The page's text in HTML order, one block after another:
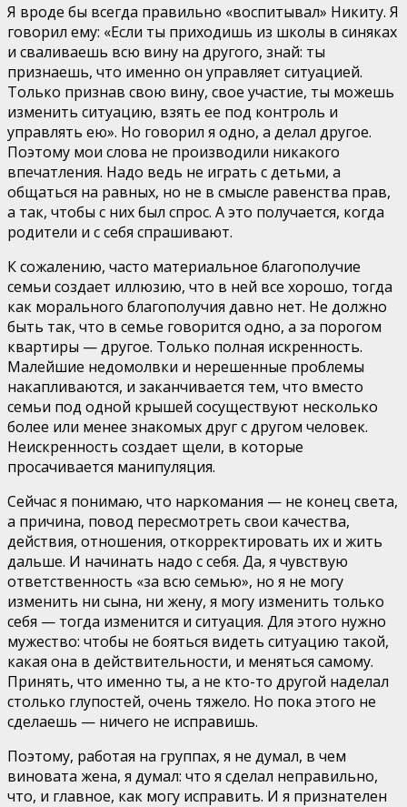
Я вроде бы всегда правильно «воспитывал» Никиту. Я
говорил ему: «Если ты приходишь из школы в синяках
и сваливаешь всю вину на другого, знай: ты
признаешь, что именно он управляет ситуацией.
Только признав свою вину, свое участие, ты можешь
изменить ситуацию, взять ее под контроль и
управлять ею». Но говорил я одно, а делал другое.
Поэтому мои слова не производили никакого
впечатления. Надо ведь не играть с детьми, а
общаться на равных, но не в смысле равенства прав,
а так, чтобы с них был спрос. А это получается, когда
родители и с себя спрашивают.
К сожалению, часто материальное благополучие
семьи создает иллюзию, что в ней все хорошо, тогда
как морального благополучия давно нет. Не должно
быть так, что в семье говорится одно, а за порогом
квартиры — другое. Только полная искренность.
Малейшие недомолвки и нерешенные проблемы
накапливаются, и заканчивается тем, что вместо
семьи под одной крышей сосуществуют несколько
более или менее знакомых друг с другом человек.
Неискренность создает щели, в которые
просачивается манипуляция.
Сейчас я понимаю, что наркомания — не конец света,
а причина, повод пересмотреть свои качества,
действия, отношения, откорректировать их и жить
дальше. И начинать надо с себя. Да, я чувствую
ответственность «за всю семью», но я не могу
изменить ни сына, ни жену, я могу изменить только
себя — тогда изменится и ситуация. Для этого нужно
мужество: чтобы не бояться видеть ситуацию такой,
какая она в действительности, и меняться самому.
Принять, что именно ты, а не кто-то другой наделал
столько глупостей, очень тяжело. Но пока этого не
сделаешь — ничего не исправишь.
Поэтому, работая на группах, я не думал, в чем
виновата жена, я думал: что я сделал неправильно,
что, и главное, как могу исправить. И я признателен